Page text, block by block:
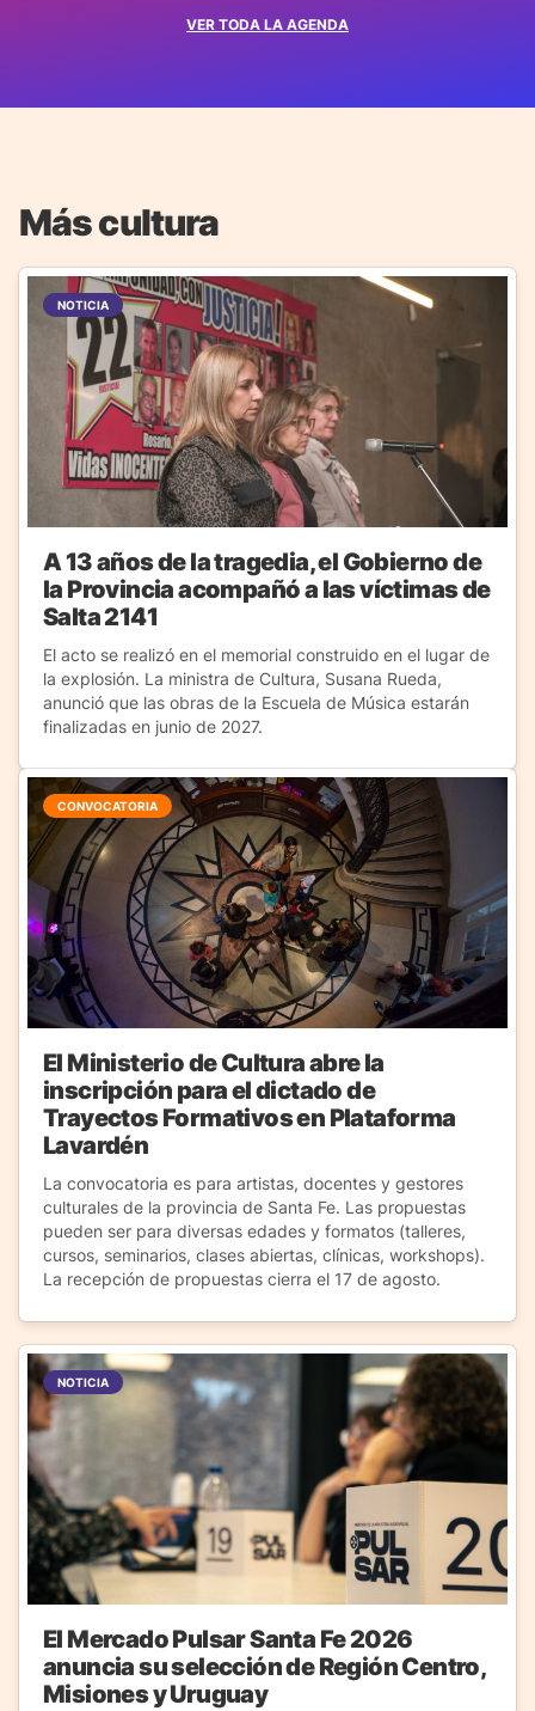
VER TODA LA AGENDA
Más cultura
NOTICIA
A 13 años de la tragedia, el Gobierno de
la Provincia acompañó a las víctimas de
Salta 2141
El acto se realizó en el memorial construido en el lugar de
la explosión. La ministra de Cultura, Susana Rueda,
anunció que las obras de la Escuela de Música estarán
finalizadas en junio de 2027.
CONVOCATORIA
El Ministerio de Cultura abre la
inscripción para el dictado de
Trayectos Formativos en Plataforma
Lavardén
La convocatoria es para artistas, docentes y gestores
culturales de la provincia de Santa Fe. Las propuestas
pueden ser para diversas edades y formatos (talleres,
cursos, seminarios, clases abiertas, clínicas, workshops).
La recepción de propuestas cierra el 17 de agosto.
NOTICIA
El Mercado Pulsar Santa Fe 2026
anuncia su selección de Región Centro,
Misiones y Uruguay